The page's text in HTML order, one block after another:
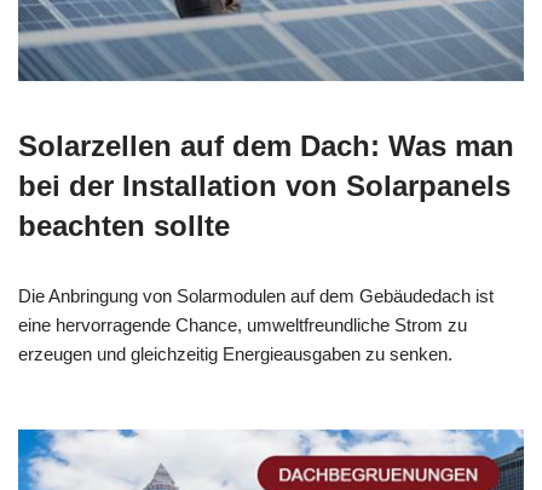
Solarzellen auf dem Dach: Was man
bei der Installation von Solarpanels
beachten sollte
Die Anbringung von Solarmodulen auf dem Gebäudedach ist
eine hervorragende Chance, umweltfreundliche Strom zu
erzeugen und gleichzeitig Energieausgaben zu senken.